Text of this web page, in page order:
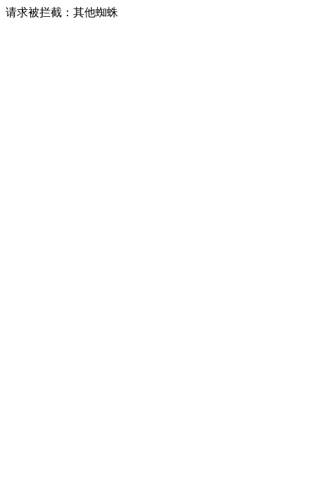
请求被拦截：其他蜘蛛